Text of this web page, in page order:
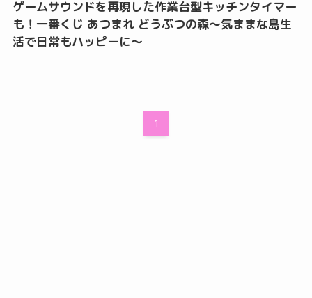
ゲームサウンドを再現した作業台型キッチンタイマー
も！一番くじ あつまれ どうぶつの森～気ままな島生
活で日常もハッピーに～
1